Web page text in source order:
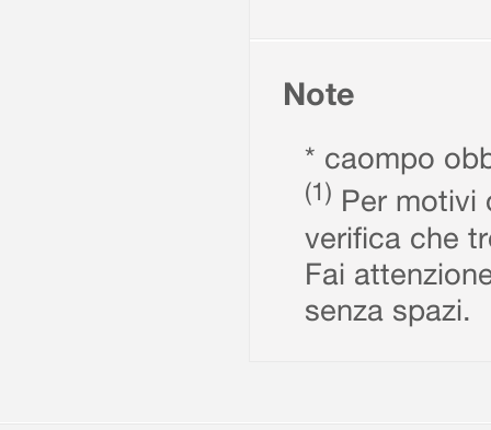
Note
* caompo
(1) Per motivi
verifica che
Fai
senza spazi.